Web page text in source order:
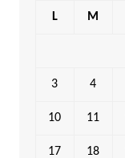
L M
3 4
10 11
17 18